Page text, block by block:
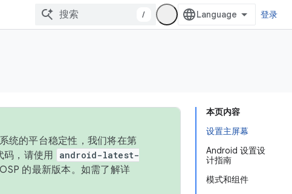
/ 登录
本页内容
设置主屏幕
Android 设置设
计指南
模式和组件
统的平台稳定性，我们将在第
码，请使用
android-latest-
的最新版本。如需了解详